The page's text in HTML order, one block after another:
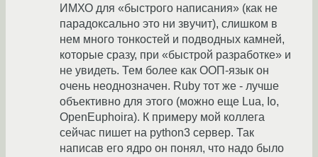
ИМХО для «быстрого написания» (как не
парадоксально это ни звучит), слишком в
нем много тонкостей и подводных камней,
которые сразу, при «быстрой разработке» и
не увидеть. Тем более как ООП-язык он
очень неоднозначен. Ruby тот же - лучше
объективно для этого (можно еще Lua, Io,
OpenEuphoira). К примеру мой коллега
сейчас пишет на python3 сервер. Так
написав его ядро он понял, что надо было